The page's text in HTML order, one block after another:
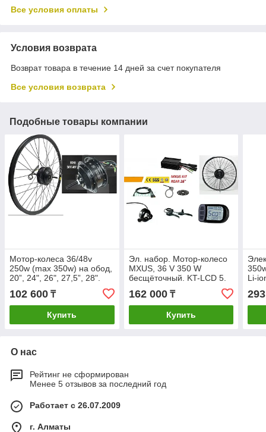
Все условия оплаты
Условия возврата
Возврат товара в течение 14 дней за счет покупателя
Все условия возврата
Подобные товары компании
Мотор-колеса 36/48v
250w (max 350w) на обод,
20”, 24", 26", 27,5”, 28".
102 600 ₸
Купить
Эл. набор. Мотор-колесо
MXUS, 36 V 350 W
бесщёточный. KT-LCD 5.
Обод 20",24",26", 27.5 ",
28". Задние.
162 000₸
Купить
Li-
О нас
Рейтинг не сформирован
Менее 5 отзывов за последний год
Работает с 26.07.2009
г. Алматы